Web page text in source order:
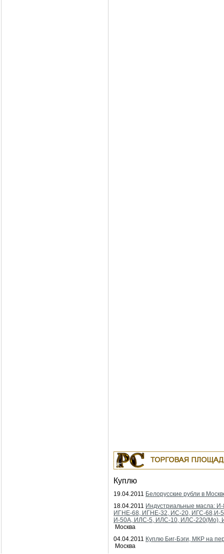
Куплю
19.04.2011 Белорусские рубли в
18.04.2011 Индустриальные масла:
ИГНЕ-68, ИГНЕ-32, ИС-20, ИГС-68,И-
И-50А, ИЛС-5, ИЛС-10, ИЛС-220(Мо),
Москва
04.04.2011 Куплю Биг-Бэги, МКР на
Москва